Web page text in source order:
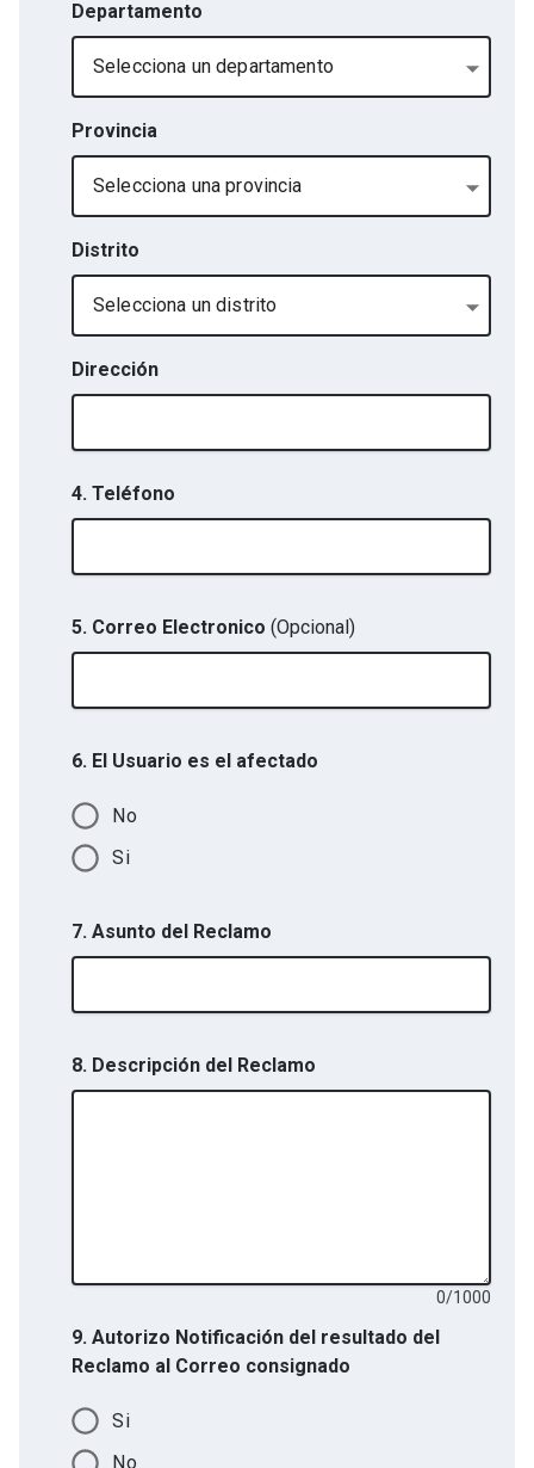
Departamento
Selecciona un departamento
Provincia
Selecciona una provincia
Distrito
Selecciona un distrito
Dirección
4. Teléfono
5. Correo Electronico (Opcional)
6. El Usuario es el afectado
No
Si
7. Asunto del Reclamo
8. Descripción del Reclamo
0/1000
9. Autorizo Notificación del resultado del
Reclamo al Correo consignado
Si
No